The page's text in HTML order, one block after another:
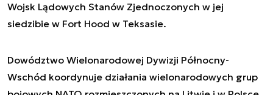
Wojsk Lądowych Stanów Zjednoczonych w jej
siedzibie w Fort Hood w Teksasie.
Dowództwo Wielonarodowej Dywizji Północny-
Wschód koordynuje działania wielonarodowych grup